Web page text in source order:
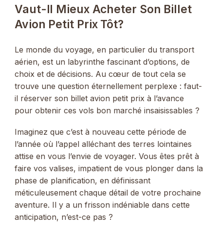
Vaut-Il Mieux Acheter Son Billet
Avion Petit Prix Tôt?
Le monde du voyage, en particulier du transport
aérien, est un labyrinthe fascinant d’options, de
choix et de décisions. Au cœur de tout cela se
trouve une question éternellement perplexe : faut-
il réserver son billet avion petit prix à l’avance
pour obtenir ces vols bon marché insaisissables ?
Imaginez que c’est à nouveau cette période de
l’année où l’appel alléchant des terres lointaines
attise en vous l’envie de voyager. Vous êtes prêt à
faire vos valises, impatient de vous plonger dans la
phase de planification, en définissant
méticuleusement chaque détail de votre prochaine
aventure. Il y a un frisson indéniable dans cette
anticipation, n’est-ce pas ?